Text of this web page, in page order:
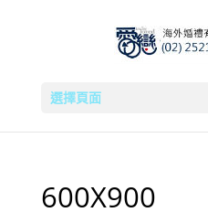
選擇頁面
600X900